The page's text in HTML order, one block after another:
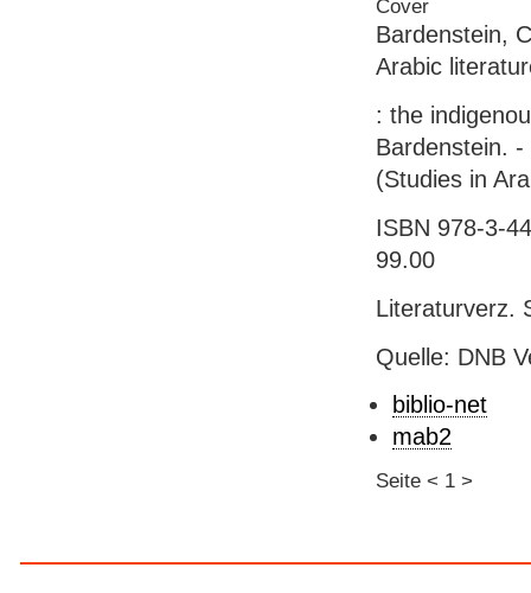
Bardenstein,
Arabic
: the
Bardenstein.
(Studies in
ISBN 978-3-
99.00
Literaturverz.
Quelle: DNB
biblio-net
mab2
Seite < 1 >